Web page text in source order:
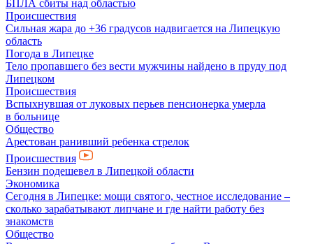
БПЛА сбиты над областью
Происшествия
Сильная жара до +36 градусов надвигается на Липецкую
область
Погода в Липецке
Тело пропавшего без вести мужчины найдено в пруду под
Липецком
Происшествия
Вспыхнувшая от луковых перьев пенсионерка умерла
в больнице
Общество
Арестован ранивший ребенка стрелок
Происшествия
Бензин подешевел в Липецкой области
Экономика
Сегодня в Липецке: мощи святого, честное исследование –
сколько зарабатывают липчане и где найти работу без
знакомств
Общество